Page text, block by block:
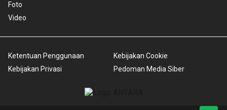
Foto
Video
Ketentuan Penggunaan
Kebijakan Privasi
Kebijakan Cookie
Pedoman Media Siber